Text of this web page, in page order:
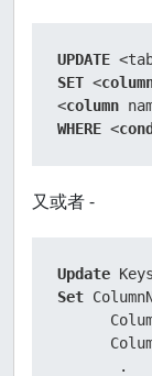
UPDATE <
SET <
<column
WHERE <
又或者 -
Update
Set
       .